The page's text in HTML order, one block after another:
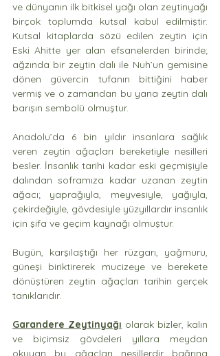
ve dünyanın ilk bitkisel yağı olan zeytinyağı
birçok toplumda kutsal kabul edilmiştir.
Kutsal kitaplarda sözü edilen zeytin için
Eski Ahitte yer alan efsanelerden birinde;
ağzında bir zeytin dalı ile Nuh’un gemisine
dönen güvercin tufanın bittiğini haber
vermiş ve o zamandan bu yana zeytin dalı
barışın sembolü olmuştur.
Anadolu’da 6 bin yıldır insanlara sağlık
veren zeytin ağaçları bereketiyle nesilleri
besler. İnsanlık tarihi kadar eski geçmişiyle
dalından soframıza kadar uzanan zeytin
ağacı; yaprağıyla, meyvesiyle, yağıyla,
çekirdeğiyle, gövdesiyle yüzyıllardır insanlık
için şifa ve geçim kaynağı olmuştur.
Bugün, karşılaştığı her rüzgarı, yağmuru,
güneşi biriktirerek mucizeye ve berekete
dönüştüren zeytin ağaçları tarihin gerçek
tanıklarıdır.
Garandere Zeytinyağı olarak bizler, kalın
ve biçimsiz gövdeleri yıllara meydan
okuyan bu ağaçları nesillerdir bağrına